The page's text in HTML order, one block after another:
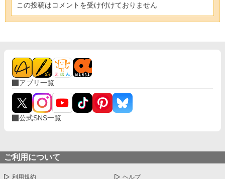
この投稿はコメントを受け付けておりません
アプリ一覧
公式SNS一覧
ご利用について
利用規約 ヘルプ